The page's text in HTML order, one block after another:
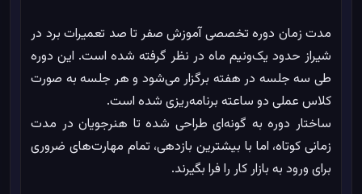
مدت زمان دوره تخصصی آموزش صفر تا صد تعمیرات برد در
شیراز حدود یک‌ونیم ماه در نظر گرفته شده است. این دوره
طی سه جلسه در هفته برگزار می‌شود و هر جلسه به صورت
کلاس عملی دو ساعته برنامه‌ریزی شده است.
ساختار دوره به گونه‌ای طراحی شده تا هنرجویان در مدت
زمانی کوتاه، اما با بیشترین بازدهی، تمام مهارت‌های ضروری
برای ورود به بازار کار را فرا بگیرند.